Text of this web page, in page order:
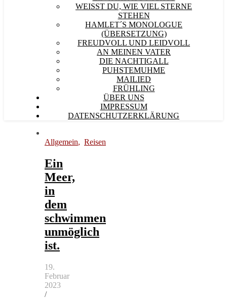
WEISST DU, WIE VIEL STERNE S
TEHEN
HAMLET´S MONOLOGUE
(ÜBERSETZUNG)
FREUDVOLL UND LEIDVOLL
AN MEINEN VATER
DIE NACHTIGALL
PUHSTEMUHME
MAILIED
FRÜHLING
ÜBER UNS
IMPRESSUM
DATENSCHUTZERKLÄRUNG
Allgemein, Reisen
Ein
Meer,
in
dem
schwimmen
unmöglich
ist.
19.
Februar
2023
/